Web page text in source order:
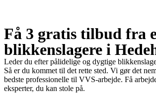
Få 3 gratis tilbud fra
blikkenslagere i
Leder du efter pålidelige og dygtige
Så er du kommet til det rette sted. Vi gør det
bedste professionelle til VVS-arbejde. Få
eksperter, du kan stole på.